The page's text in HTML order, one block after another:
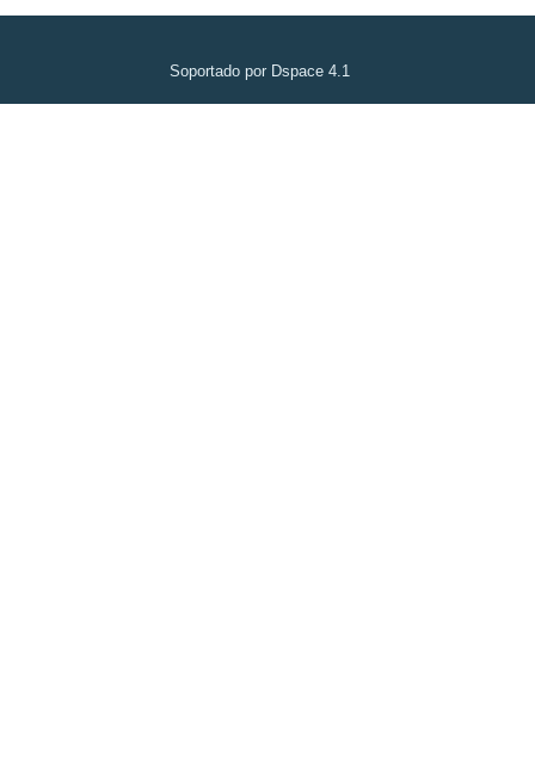
Soportado por Dspace 4.1